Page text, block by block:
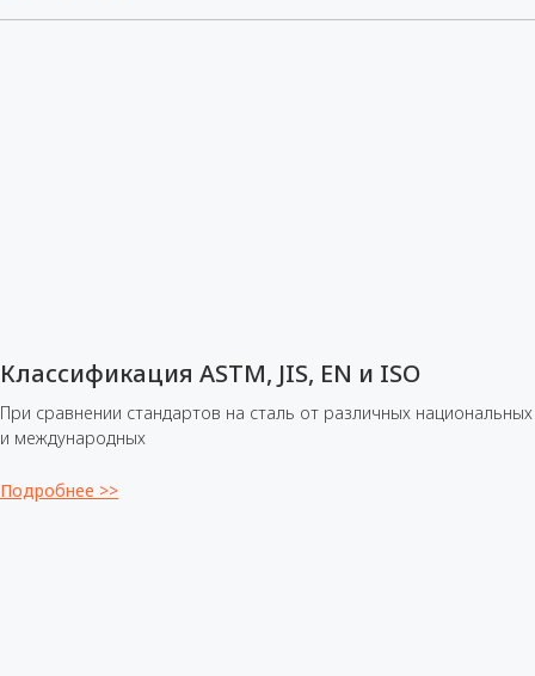
Классификация ASTM, JIS, EN и ISO
При сравнении стандартов на сталь от различных национальных
и международных
Подробнее >>